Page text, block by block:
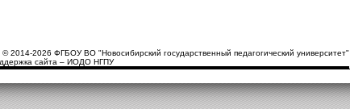
© 2014-2026 ФГБОУ ВО "Новосибирский государственный педагогический университет"
сайта – ИОДО НГПУ